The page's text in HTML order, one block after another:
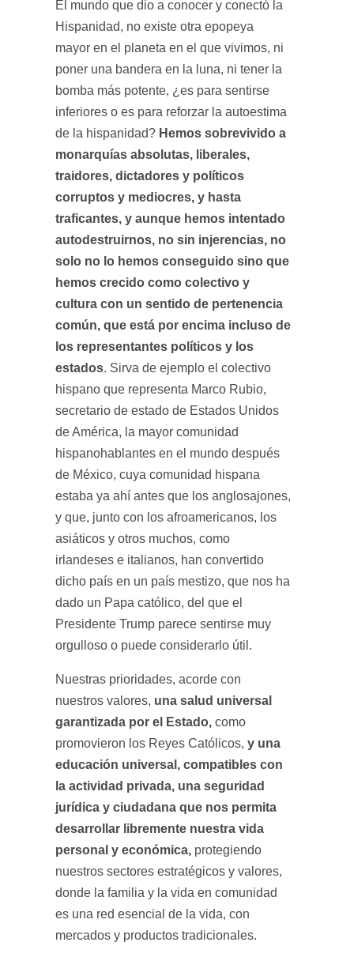
El mundo que dio a conocer y conectó la
Hispanidad, no existe otra epopeya
mayor en el planeta en el que vivimos, ni
poner una bandera en la luna, ni tener la
bomba más potente, ¿es para sentirse
inferiores o es para reforzar la autoestima
de la hispanidad? Hemos sobrevivido a
monarquías absolutas, liberales,
traidores, dictadores y políticos
corruptos y mediocres, y hasta
traficantes, y aunque hemos intentado
autodestruirnos, no sin injerencias, no
solo no lo hemos conseguido sino que
hemos crecido como colectivo y
cultura con un sentido de pertenencia
común, que está por encima incluso de
los representantes políticos y los
estados. Sirva de ejemplo el colectivo
hispano que representa Marco Rubio,
secretario de estado de Estados Unidos
de América, la mayor comunidad
hispanohablantes en el mundo después
de México, cuya comunidad hispana
estaba ya ahí antes que los anglosajones,
y que, junto con los afroamericanos, los
asiáticos y otros muchos, como
irlandeses e italianos, han convertido
dicho país en un país mestizo, que nos ha
dado un Papa católico, del que el
Presidente Trump parece sentirse muy
orgulloso o puede considerarlo útil.
Nuestras prioridades, acorde con
nuestros valores, una salud universal
garantizada por el Estado, como
promovieron los Reyes Católicos, y una
educación universal, compatibles con
la actividad privada, una seguridad
jurídica y ciudadana que nos permita
desarrollar libremente nuestra vida
personal y económica, protegiendo
nuestros sectores estratégicos y valores,
donde la familia y la vida en comunidad
es una red esencial de la vida, con
mercados y productos tradicionales.